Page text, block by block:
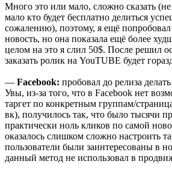
Много это или мало, сложно сказать (не
мало кто будет бесплатно делиться
сожалению), поэтому, я ещё
новость, но она показала ещё более
целом на это я слил 50$. После решил
заказать ролик на YouTUBE будет
— Facebook: пробовал до релиза
Увы, из-за того, что в Facebook нет
таргет по конкретным группам/
вк), получилось так, что было тысячи
практически ноль кликов по самой
оказалось слишком сложно настроить
пользователи были заинтересованы в
данный метод не использовал в